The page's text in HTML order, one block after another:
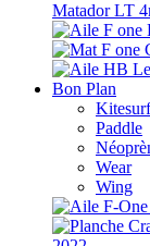
Matador LT
Bon Plan
Kitesurf
Paddle
Wear
Wing